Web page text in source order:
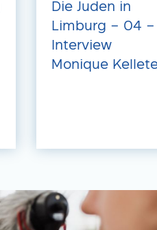
Die Juden in
Limburg – 04 –
Interview
Monique